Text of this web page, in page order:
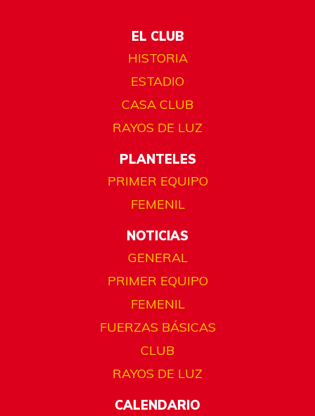
EL CLUB
HISTORIA
ESTADIO
CASA CLUB
RAYOS DE LUZ
PLANTELES
PRIMER EQUIPO
FEMENIL
NOTICIAS
GENERAL
PRIMER EQUIPO
FEMENIL
FUERZAS BÁSICAS
CLUB
RAYOS DE LUZ
CALENDARIO